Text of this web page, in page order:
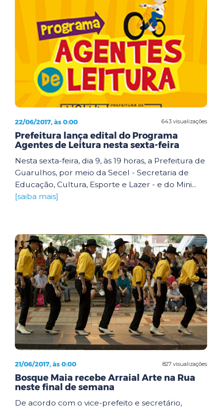
643 visualizações
22/06/2017, às 0:00
Prefeitura lança edital do Programa
Agentes de Leitura nesta sexta-feira
Nesta sexta-feira, dia 9, às 19 horas, a Prefeitura de
Guarulhos, por meio da Secel - Secretaria de
Educação, Cultura, Esporte e Lazer - e do Mini...
[saiba mais]
827 visualizações
21/06/2017, às 0:00
Bosque Maia recebe Arraial Arte na Rua
neste final de semana
De acordo com o vice-prefeito e secretário,